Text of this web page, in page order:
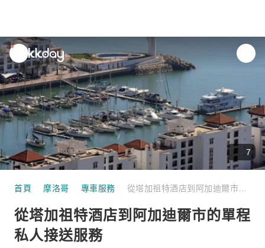
unread
notifications
7
首頁 摩洛哥 專車服務
從塔加祖特酒店到阿加迪爾市的單程
私人接送服務